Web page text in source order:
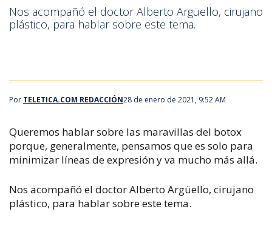
Nos acompañó el doctor Alberto Argüello, cirujano
plástico, para hablar sobre este tema.
Por TELETICA.COM REDACCIÓN28 de enero de 2021, 9:52 AM
Queremos hablar sobre las maravillas del botox
porque, generalmente, pensamos que es solo para
minimizar líneas de expresión y va mucho más allá.
Nos acompañó el doctor Alberto Argüello, cirujano
plástico, para hablar sobre este tema.